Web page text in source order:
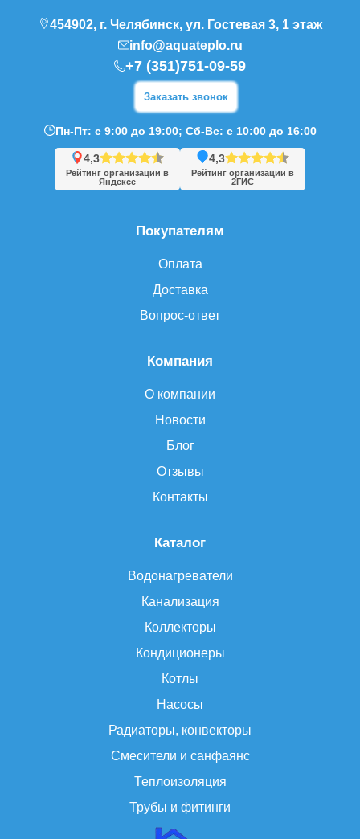
Каталог
Водонагреватели
Канализация
Коллекторы
Кондиционеры
Котлы
Насосы
Радиаторы, конвекторы
Смесители и санфаянс
Теплоизоляция
Трубы и фитинги
Компания
О компании
Новости
Блог
Отзывы
Контакты
Покупателям
Оплата
Доставка
Вопрос-ответ
454902, г. Челябинск, ул. Гостевая 3, 1 этаж
info@aquateplo.ru
+7 (351)751-09-59
Заказать звонок
Пн-Пт: с 9:00 до 19:00; Сб-Вс: с 10:00 до 16:00
4,3
Рейтинг организации в
Яндексе
4,3
Рейтинг организации в
2ГИС